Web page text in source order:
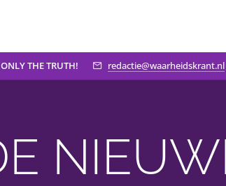
THE TRUTH! redactie@waarheidskrant.nl